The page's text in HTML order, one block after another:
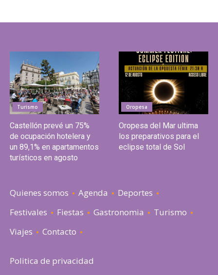
Turismo
Castellón prevé un 75%
de ocupación hotelera y
un 89,1% en apartamentos
turísticos en agosto
Oropesa
Oropesa del Mar ultima
los preparativos para el
eclipse total de Sol
Quienes somos Agenda
Deportes
Festivales
Fiestas Gastronomia
Turismo
Viajes
Contacto
Politica de privacidad